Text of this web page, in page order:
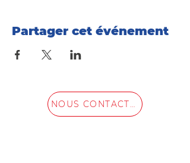
Partager cet événement
NOUS CONTACTER